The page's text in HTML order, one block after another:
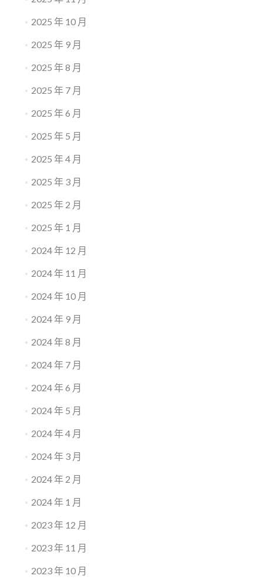
2025 年 10 月
2025 年 9 月
2025 年 8 月
2025 年 7 月
2025 年 6 月
2025 年 5 月
2025 年 4 月
2025 年 3 月
2025 年 2 月
2025 年 1 月
2024 年 12 月
2024 年 11 月
2024 年 10 月
2024 年 9 月
2024 年 8 月
2024 年 7 月
2024 年 6 月
2024 年 5 月
2024 年 4 月
2024 年 3 月
2024 年 2 月
2024 年 1 月
2023 年 12 月
2023 年 11 月
2023 年 10 月